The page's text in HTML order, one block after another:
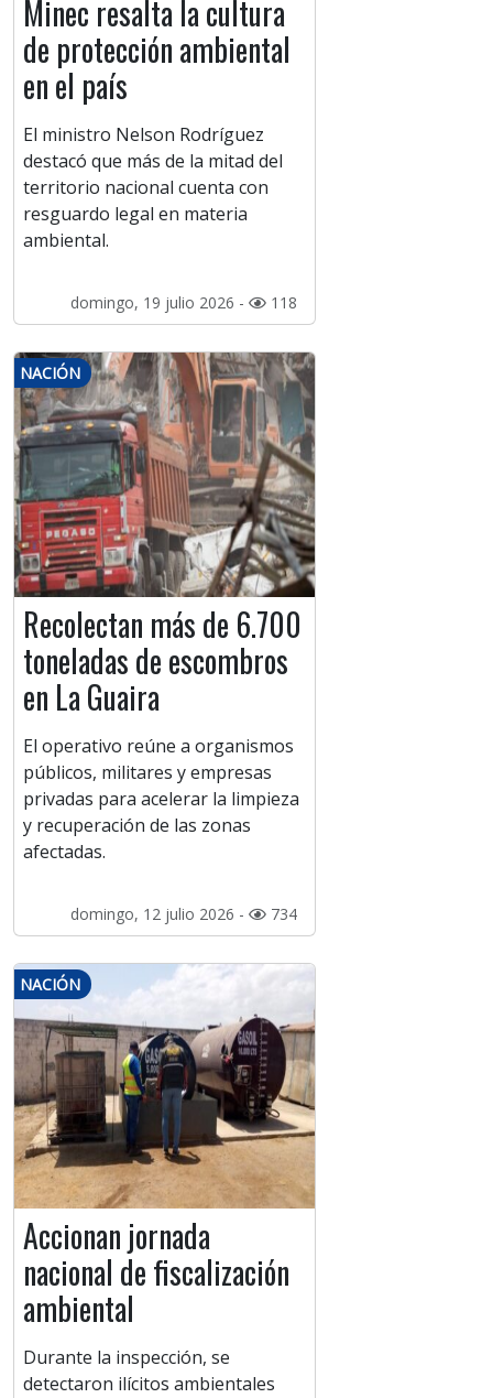
Minec resalta la cultura
de protección ambiental
en el país
El ministro Nelson Rodríguez
destacó que más de la mitad del
territorio nacional cuenta con
resguardo legal en materia
ambiental.
domingo, 19 julio 2026 - 118
NACIÓN
Recolectan más de 6.700
toneladas de escombros
en La Guaira
El operativo reúne a organismos
públicos, militares y empresas
privadas para acelerar la limpieza
y recuperación de las zonas
afectadas.
domingo, 12 julio 2026 - 734
NACIÓN
Accionan jornada
nacional de fiscalización
ambiental
Durante la inspección, se
detectaron ilícitos ambientales